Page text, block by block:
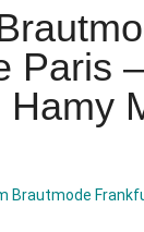
Paris –
Hamy
Brautmode